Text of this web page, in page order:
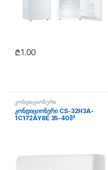
₾1.00
კონდიციონერი
კონდიციონერი CS-32H3A-
1C172AY8E 35-40მ²